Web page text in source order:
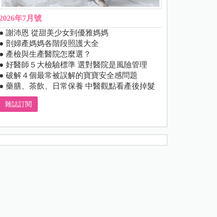
年7月號
謝沛恩 從甜美少女到優雅媽媽
剖婦產媽媽各階段照護大全
產檢與生產醫院怎麼選？
好醫師５大檢驗標準 選對醫院是風險管理
破解４個最常被誤解的寶寶安全感問題
藥膳、茶飲、日常保養 中醫觀點看產後掉髮
雜誌訂閱